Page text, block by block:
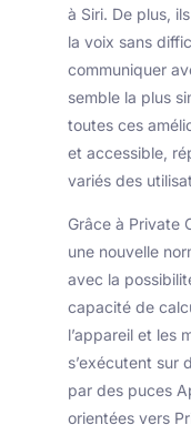
à Siri. De plus,
la voix sans
communiquer
semble la plus
toutes ces
et accessible,
variés des
Grâce à Private
une nouvelle
avec la
capacité de
l’appareil et les
s’exécutent sur
par des puces
orientées vers